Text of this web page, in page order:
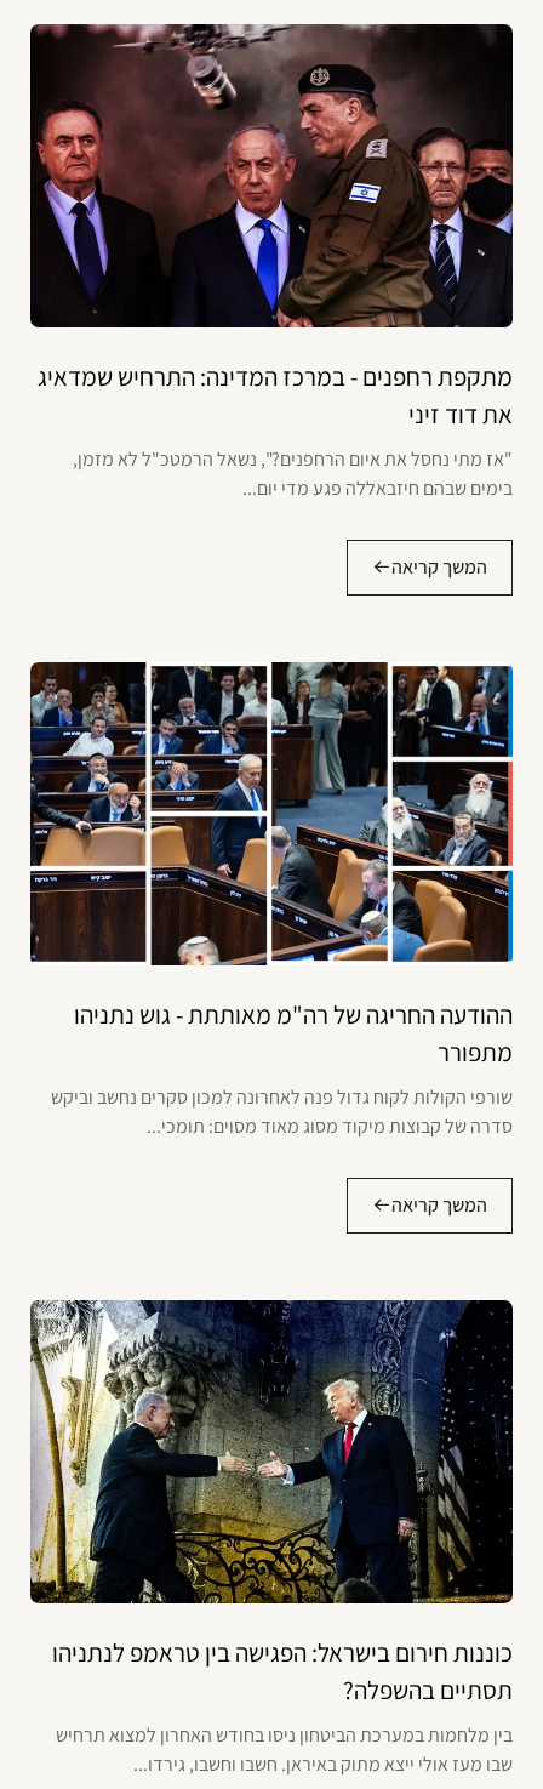
מתקפת רחפנים - במרכז המדינה: התרחיש שמדאיג
את דוד זיני
"אז מתי נחסל את איום הרחפנים?", נשאל הרמטכ"ל לא מזמן,
בימים שבהם חיזבאללה פגע מדי יום...
המשך קריאה
ההודעה החריגה של רה"מ מאותתת - גוש נתניהו
מתפורר
שורפי הקולות לקוח גדול פנה לאחרונה למכון סקרים נחשב וביקש
סדרה של קבוצות מיקוד מסוג מאוד מסוים: תומכי...
המשך קריאה
כוננות חירום בישראל: הפגישה בין טראמפ לנתניהו
תסתיים בהשפלה?
בין מלחמות במערכת הביטחון ניסו בחודש האחרון למצוא תרחיש
שבו מעז אולי ייצא מתוק באיראן. חשבו וחשבו, גירדו...